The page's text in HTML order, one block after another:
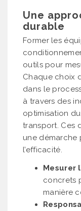
Une
durable
Former les
outils pour
Chaque choix
dans le
à travers des
optimisation
transport. Ces
une démarche
l’efficacité.
Mesurer
concrets
manière